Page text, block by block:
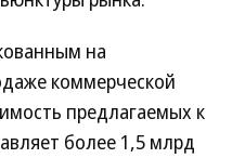
на
коммерческой
предлагаемых к
более 1,5 млрд